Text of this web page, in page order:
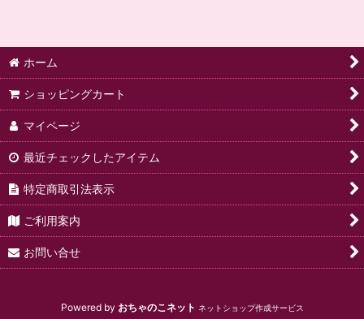
ホーム
ショッピングカート
マイページ
最近チェックしたアイテム
特定商取引法表示
ご利用案内
お問い合せ
Powered by おちゃのこネット ネットショップ作成サービス